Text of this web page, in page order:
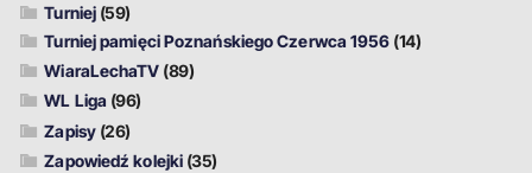
Turniej (59)
Turniej pamięci Poznańskiego Czerwca 1956 (14)
WiaraLechaTV (89)
WL Liga (96)
Zapisy(26)
Zapowiedź kolejki (35)